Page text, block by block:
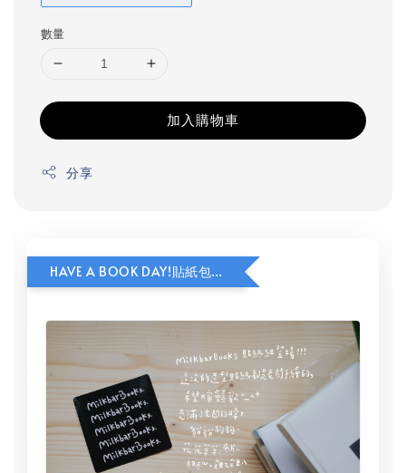
數量
加入購物車
分享
HAVE A BOOK DAY!貼紙包加價購